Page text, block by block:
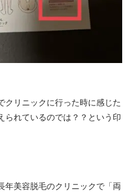
クリニックに行った時に感じた
られているのでは？？という印
年美容脱毛のクリニックで「両